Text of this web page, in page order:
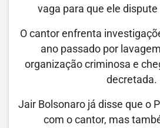
vaga para que ele
O cantor enfrenta
ano passado por
organização criminosa e
decretada.
Jair Bolsonaro já disse que o
com o cantor, mas